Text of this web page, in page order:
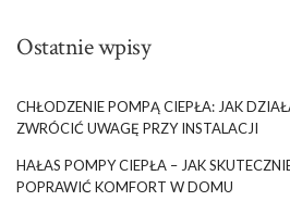
Ostatnie wpisy
CHŁODZENIE POMPĄ CIEPŁA: JAK
ZWRÓCIĆ UWAGĘ PRZY INSTALACJI
HAŁAS POMPY CIEPŁA – JAK
POPRAWIĆ KOMFORT W DOMU